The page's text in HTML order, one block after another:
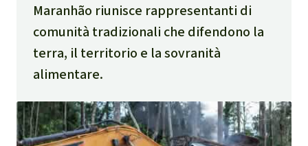
Maranhão riunisce rappresentanti di
comunità tradizionali che difendono la
terra, il territorio e la sovranità
alimentare.